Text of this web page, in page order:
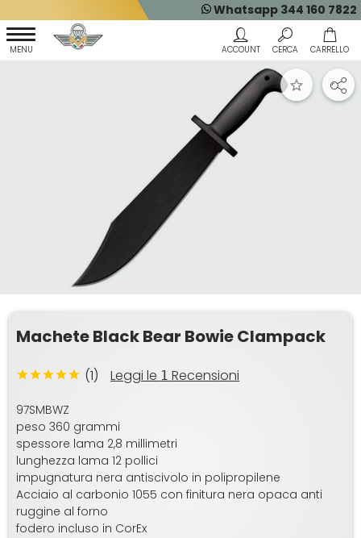
Whatsapp 344 160 7822
Machete Black Bear Bowie Clampack
(1) Leggi le 1 Recensioni
97SMBWZ
peso 360 grammi
spessore lama 2,8 millimetri
lunghezza lama 12 pollici
impugnatura nera antiscivolo in polipropilene
Acciaio al carbonio 1055 con finitura nera opaca anti
ruggine al forno
fodero incluso in CorEx